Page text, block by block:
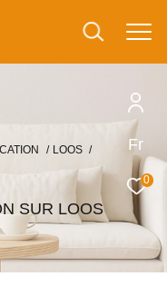
Fr
0
LOOS
SUR LOOS